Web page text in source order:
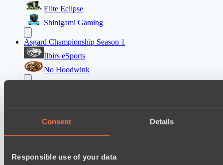
Consent Details
Responsible use of your data
Elite Eclipse
Shinigami Gaming
Asgard Championship Season 1
Ilbirs eSports
No Hoodwink
Team Syntax
Mad Dogs League 2026 Season 48